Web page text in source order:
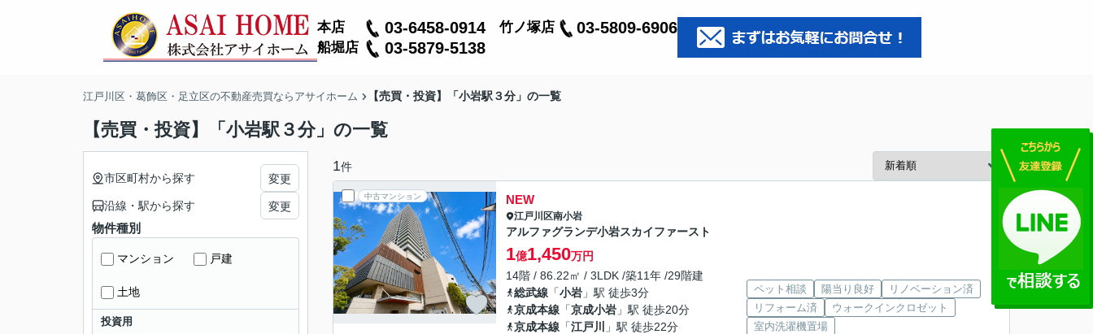
本店 03-6458-0914 竹ノ塚店 03-5809-6906
船堀店 03-5879-5138
江戸川区・葛飾区・足立区の不動産売買ならアサイホーム 【売買・投資】「小岩駅３分」の一覧
【売買・投資】「小岩駅３分」の一覧
1件
中古マンション NEW
江戸川区南小岩
アルファグランデ小岩スカイファースト
1億1,450万円
14階 / 86.22㎡ / 3LDK /築11年 /29階建
総武線 「小岩 」駅 徒歩3分
京成本線 「京成小岩 」駅 徒歩20分
京成本線 「江戸川 」駅 徒歩22分
ペット相談 陽当り良好
リノベーション済
リフォーム済
ウォークインクロゼット
室内洗濯機置場
市区町村から探す 変更
沿線・駅から探す 変更
物件種別
マンション 戸建
土地
投資用